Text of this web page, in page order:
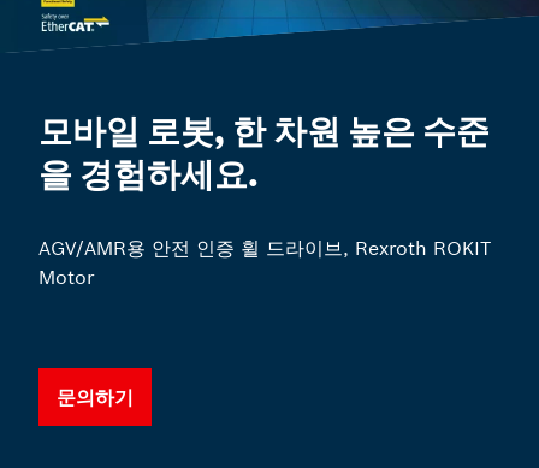
모바일 로봇, 한 차원 높은 수준
을 경험하세요.
AGV/AMR용 안전 인증 휠 드라이브, Rexroth ROKIT
Motor
문의하기